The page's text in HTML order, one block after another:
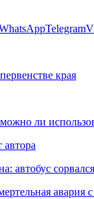
Telegram
края
ли
автобус
авария с